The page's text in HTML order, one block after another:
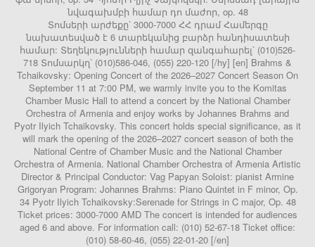
նվագախմբի համար դո մաժոր, op. 48
Տոմսերի արժեքը՝ 3000-7000 ՀՀ դրամ Համերգը
նախատեսված է 6 տարեկանից բարձր հանդիսատեսի
համար: Տեղեկությունների համար զանգահարել՝ (010)526-
718 Տոմսարկղ՝ (010)586-046, (055) 220-120 [/hy] [en] Brahms &
Tchaikovsky: Opening Concert of the 2026–2027 Concert Season On
September 11 at 7:00 PM, we warmly invite you to the Komitas
Chamber Music Hall to attend a concert by the National Chamber
Orchestra of Armenia and enjoy works by Johannes Brahms and
Pyotr Ilyich Tchaikovsky. This concert holds special significance, as it
will mark the opening of the 2026–2027 concert season of both the
National Centre of Chamber Music and the National Chamber
Orchestra of Armenia. National Chamber Orchestra of Armenia Artistic
Director & Principal Conductor: Vag Papyan Soloist: pianist Armine
Grigoryan Program: Johannes Brahms: Piano Quintet in F minor, Op.
34 Pyotr Ilyich Tchaikovsky:Serenade for Strings in C major, Op. 48
Ticket prices: 3000-7000 AMD The concert is intended for audiences
aged 6 and above. For information call: (010) 52-67-18 Ticket office:
(010) 58-60-46, (055) 22-01-20 [/en]